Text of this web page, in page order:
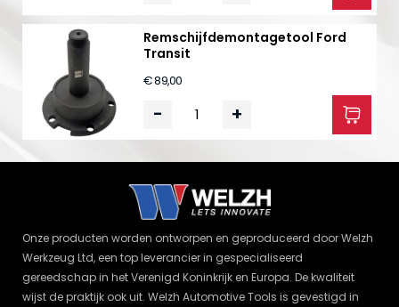
Remschijf­demontagetool Ford
Transit
€ 89,00
- +
Onze producten worden ontworpen en geproduceerd door Welzh
Werkzeug Ltd, een top leverancier in gespecialiseerd
gereedschap in het Verenigd Koninkrijk en Europa. De kwaliteit
wijst de praktijk ook uit. Welzh Automotive Tools is gevestigd in